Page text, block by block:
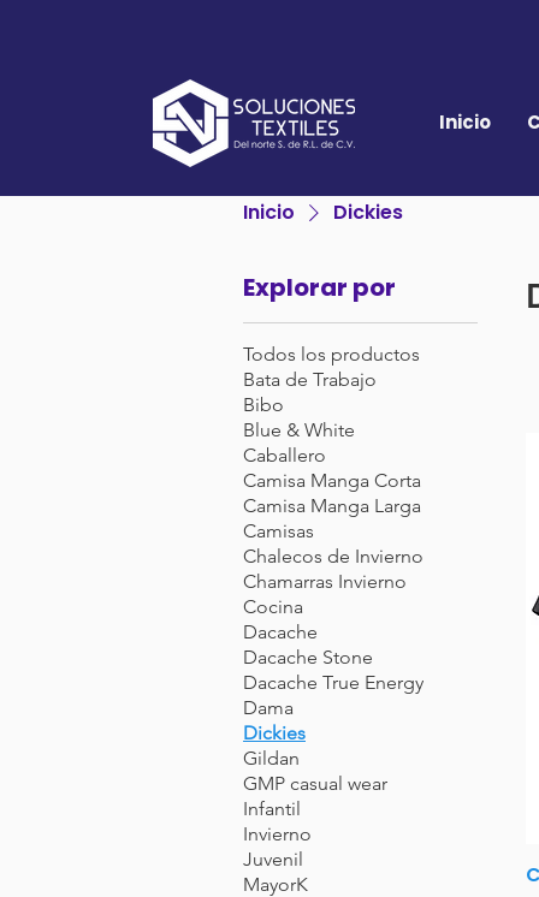
Inicio
Inicio Dickies
Explorar por
Todos los productos
Bata de Trabajo
Bibo
Blue & White
Caballero
Camisa Manga Corta
Camisa Manga Larga
Camisas
Chalecos de Invierno
Chamarras Invierno
Cocina
Dacache
Dacache Stone
Dacache True Energy
Dama
Dickies
Gildan
GMP casual wear
Infantil
Invierno
Juvenil
MayorK